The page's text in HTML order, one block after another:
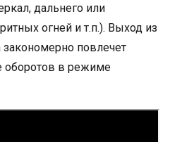
дальнего или
огней и т.п.). Выход из
закономерно повлечет
оборотов в режиме